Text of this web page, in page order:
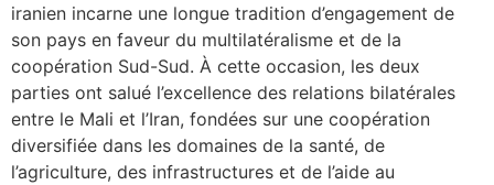
iranien incarne une longue tradition d’engagement de
son pays en faveur du multilatéralisme et de la
coopération Sud-Sud. À cette occasion, les deux
parties ont salué l’excellence des relations bilatérales
entre le Mali et l’Iran, fondées sur une coopération
diversifiée dans les domaines de la santé, de
l’agriculture, des infrastructures et de l’aide au